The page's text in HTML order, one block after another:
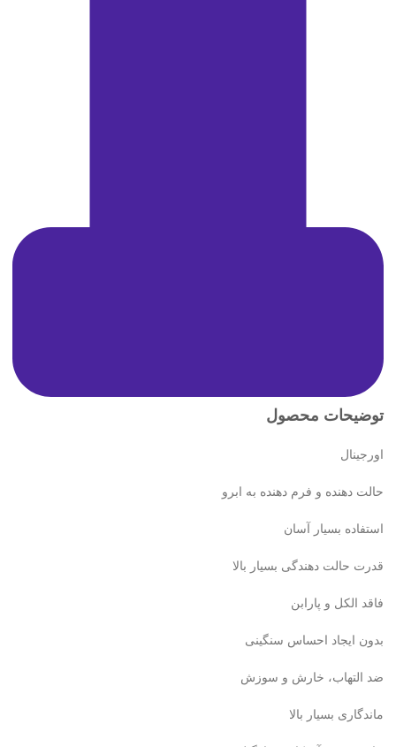
توضیحات محصول
اورجینال
حالت دهنده و فرم دهنده به ابرو
استفاده بسیار آسان
قدرت حالت دهندگی بسیار بالا
فاقد الکل و پارابن
بدون ایجاد احساس سنگینی
ضد التهاب، خارش و سوزش
ماندگاری بسیار بالا